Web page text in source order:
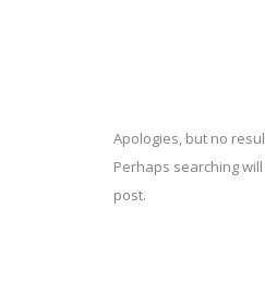
Apologies, but no
Perhaps searching
post.